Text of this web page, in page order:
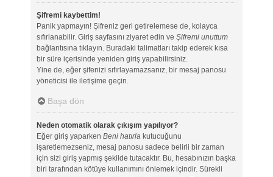
Şifremi kaybettim!
Panik yapmayın! Şifreniz geri getirelemese de, kolayca
sıfırlanabilir. Giriş sayfasını ziyaret edin ve Şifremi unuttum
bağlantısına tıklayın. Buradaki talimatları takip ederek kısa
bir süre içerisinde yeniden giriş yapabilirsiniz.
Yine de, eğer şifenizi sıfırlayamazsanız, bir mesaj panosu
yöneticisi ile iletişime geçin.
Başa dön
Neden otomatik olarak çıkışım yapılıyor?
Eğer giriş yaparken Beni hatırlakutucuğunu
işaretlemezseniz, mesaj panosu sadece belirli bir zaman
için sizi giriş yapmış şekilde tutacaktır. Bu, hesabınızın başka
biri tarafından kötüye kullanımını önlemek içindir. Sürekli